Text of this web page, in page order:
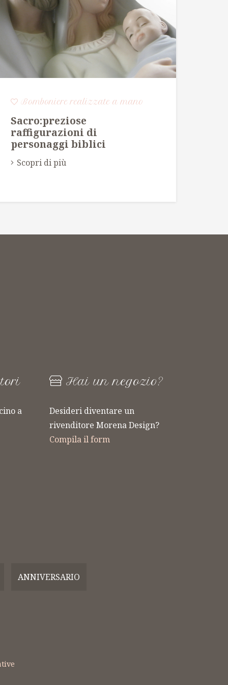
Bomboniere realizzate a mano
Sacro:preziose
raffigurazioni di
personaggi biblici
Scopri di più
ARTICOLI IN
VETRO
a
Hai un negozio?
Desideri diventare un
rivenditore Morena Design?
Compila il form
ANNIVERSARIO